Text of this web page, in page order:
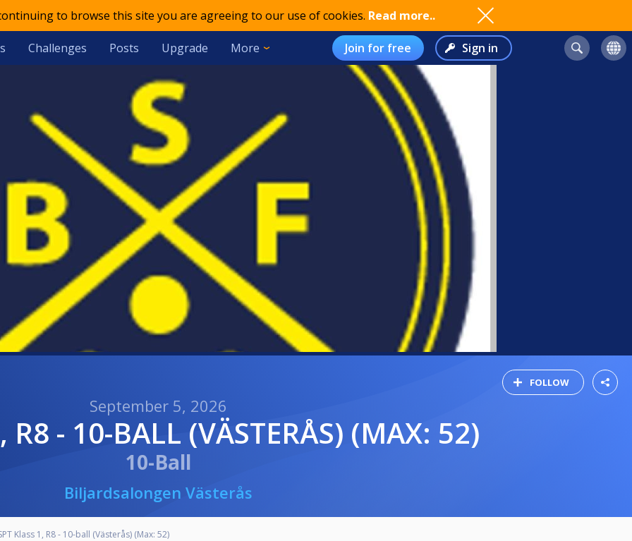
to browse this site you are agreeing to our use of cookies. Read more..
Challenges Posts Upgrade More Join for free Sign in
FOLLOW
September 5, 2026
R8 - 10-BALL (VÄSTERÅS) (MAX: 52)
10-Ball
Biljardsalongen Västerås
Klass 1, R8 - 10-ball (Västerås) (Max: 52)